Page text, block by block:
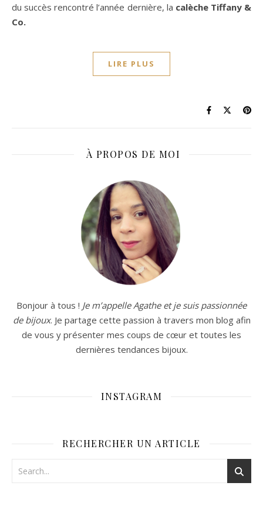
du succès rencontré l’année dernière, la calèche Tiffany &
Co.
LIRE PLUS
À PROPOS DE MOI
Bonjour à tous ! Je m’appelle Agathe et je suis passionnée
de bijoux. Je partage cette passion à travers mon blog afin
de vous y présenter mes coups de cœur et toutes les
dernières tendances bijoux.
INSTAGRAM
RECHERCHER UN ARTICLE